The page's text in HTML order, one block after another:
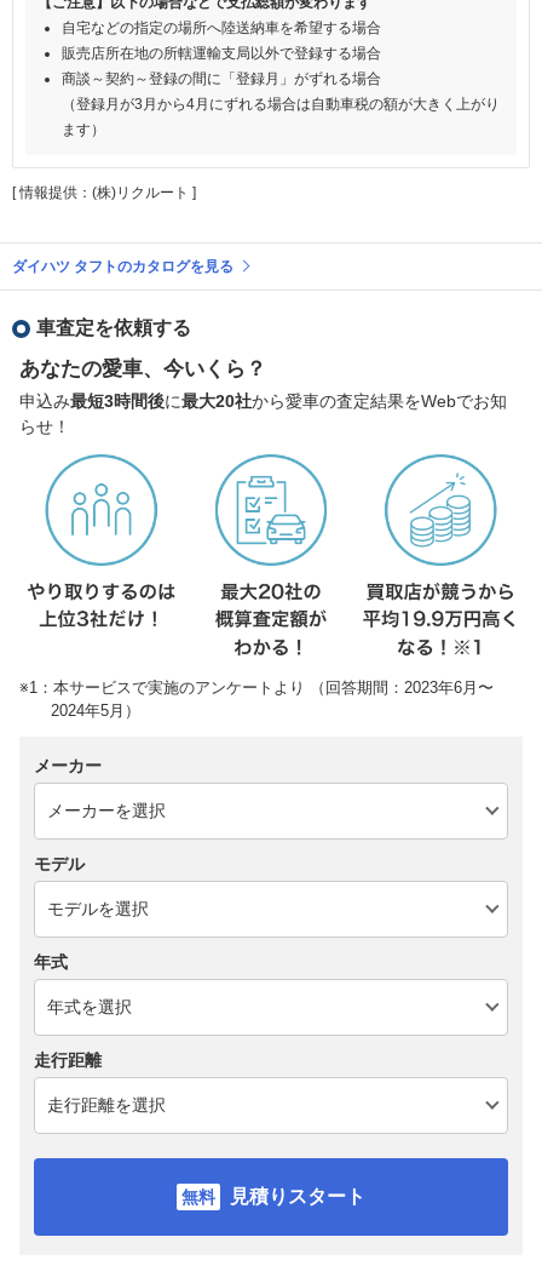
自宅などの指定の場所へ陸送納車を希望する場合
販売店所在地の所轄運輸支局以外で登録する場合
商談～契約～登録の間に「登録月」がずれる場合
（登録月が3月から4月にずれる場合は自動車税の額が大きく上がり
ます）
[ 情報提供：(株)リクルート ]
ダイハツ タフトのカタログを見る
車査定を依頼する
あなたの愛車、今いくら？
申込み最短3時間後に最大20社から愛車の査定結果をWebでお知
らせ！
※1：本サービスで実施のアンケートより （回答期間：2023年6月〜
2024年5月）
メーカー
モデル
年式
走行距離
見積りスタート